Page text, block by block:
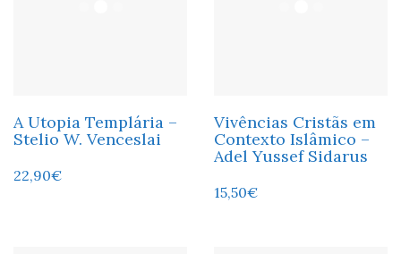
A Utopia Templária –
Stelio W. Venceslai
22,90€
Vivências Cristãs em
Contexto Islâmico –
Adel Yussef Sidarus
15,50€